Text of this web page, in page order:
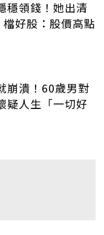
穩領錢！她出清
好股：股價高點
崩潰！60歲男對
疑人生「一切好